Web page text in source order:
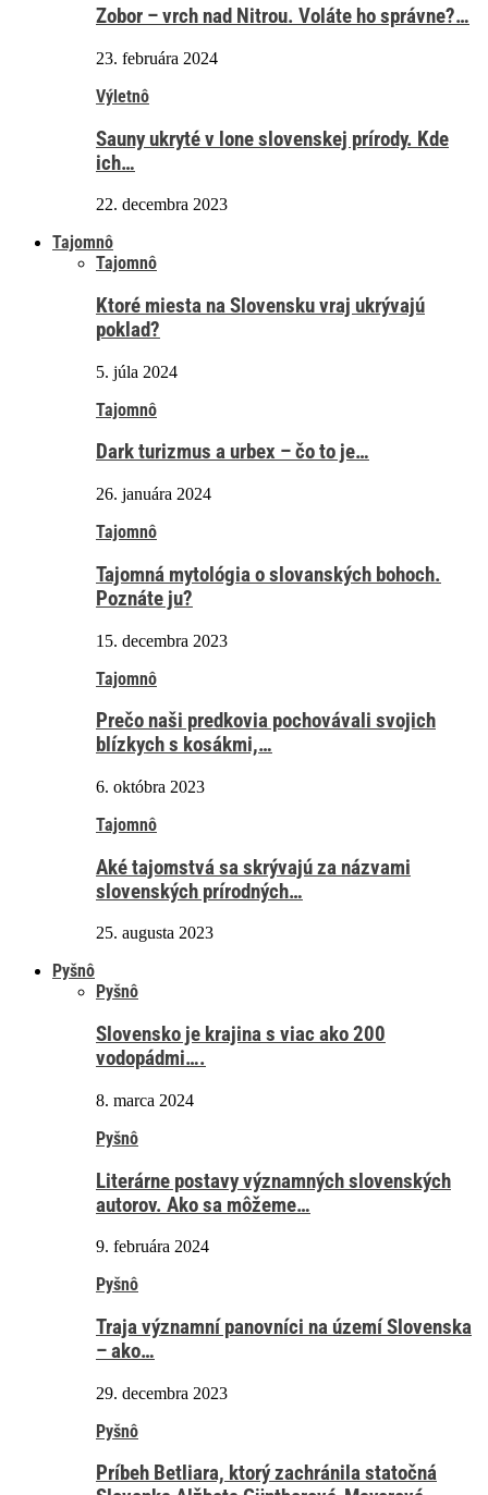
Zobor – vrch nad Nitrou. Voláte ho správne?…
23. februára 2024
Výletnô
Sauny ukryté v lone slovenskej prírody. Kde
ich…
22. decembra 2023
Tajomnô
Tajomnô
Ktoré miesta na Slovensku vraj ukrývajú
poklad?
5. júla 2024
Tajomnô
Dark turizmus a urbex – čo to je…
26. januára 2024
Tajomnô
Tajomná mytológia o slovanských bohoch.
Poznáte ju?
15. decembra 2023
Tajomnô
Prečo naši predkovia pochovávali svojich
blízkych s kosákmi,…
6. októbra 2023
Tajomnô
Aké tajomstvá sa skrývajú za názvami
slovenských prírodných…
25. augusta 2023
Pyšnô
Pyšnô
Slovensko je krajina s viac ako 200
vodopádmi….
8. marca 2024
Pyšnô
Literárne postavy významných slovenských
autorov. Ako sa môžeme…
9. februára 2024
Pyšnô
Traja významní panovníci na území Slovenska
– ako…
29. decembra 2023
Pyšnô
Príbeh Betliara, ktorý zachránila statočná